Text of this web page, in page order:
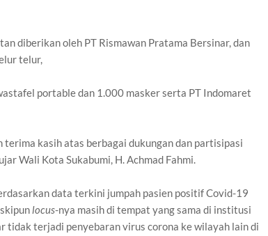
diberikan oleh PT Rismawan Pratama Bersinar, dan
telur,
portable dan 1.000 masker serta PT Indomaret
terima kasih atas berbagai dukungan dan partisipasi
Wali Kota Sukabumi, H. Achmad Fahmi.
data terkini jumpah pasien positif Covid-19
locus-nya masih di tempat yang sama di institusi
tidak terjadi penyebaran virus corona ke wilayah lain di